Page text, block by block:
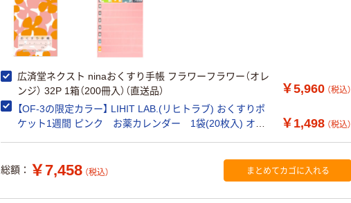
広済堂ネクスト ninaおくすり手帳 フラワーフラワー（オレ
ンジ） 32P 1箱（200冊入）（直送品）
￥5,960 （税込）
【OF-3の限定カラー】 LIHIT LAB.(リヒトラブ) おくすりポ
ケット1週間 ピンク お薬カレンダー 1袋(20枚入) オリ
￥1,498 （税込）
総額： ￥7,458 （税込） まとめてカゴに入れる